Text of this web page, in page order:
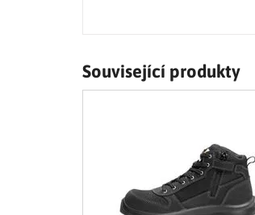
Související produkty